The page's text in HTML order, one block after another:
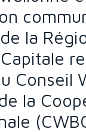
la
Conseil
la